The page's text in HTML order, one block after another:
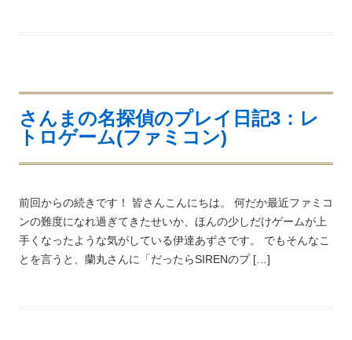
さんまの名探偵のプレイ日記3：レ
トロゲーム(ファミコン)
前回からの続きです！ 皆さんこんにちは。 何だか最近ファミコ
ンの難度になれ過ぎてきたせいか、ほんの少しだけゲームが上
手くなったような気がしている伊達あずさです。 でもそんなこ
とを言うと、蘭丸さんに「だったらSIRENのプ […]